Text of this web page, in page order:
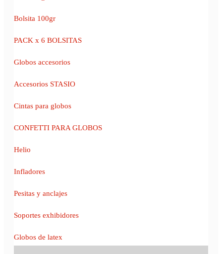
Bolsita 100gr
PACK x 6 BOLSITAS
Globos accesorios
Accesorios STASIO
Cintas para globos
CONFETTI PARA GLOBOS
Helio
Infladores
Pesitas y anclajes
Soportes exhibidores
Globos de latex